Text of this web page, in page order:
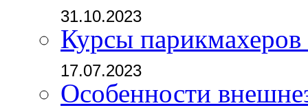
31.10.2023
Курсы
17.07.2023
Особенности